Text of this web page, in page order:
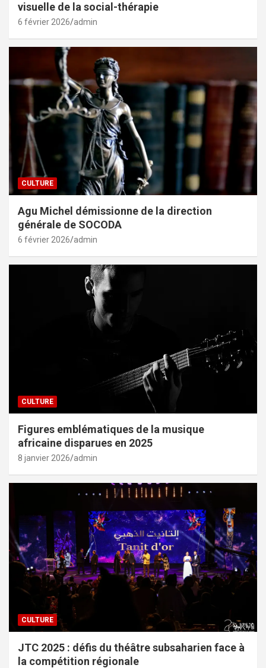
visuelle de la social-thérapie
6 février 2026 admin
CULTURE
Agu Michel démissionne de la direction
générale de SOCODA
6 février 2026 admin
CULTURE
Figures emblématiques de la musique
africaine disparues en 2025
8 janvier 2026 admin
CULTURE
JTC 2025 : défis du théâtre subsaharien face à
la compétition régionale